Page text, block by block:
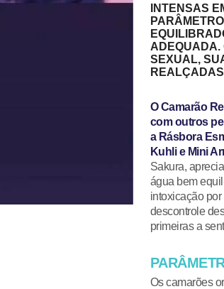
INTENSAS
ADEQUADA.
SEXUAL,
O Camarão
com outros
a Rásbora
Kuhlie Mini
Sakura,
água bem
intoxicação
descontrole
primeiras a
Os camarões